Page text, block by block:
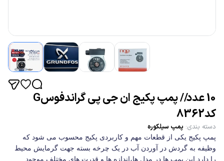
10 عدد// پمپ پکیج ان جی پی گراندفوسG
کد8362
دسته بندی: پمپ سیلکوره
پمپ پکیج یکی از قطعات مهم و کاربردی پکیج محسوب می شود که
وظیفه به گردش در آوردن آب در یک چرخه بسته جهت گرمایش محیط
را دارد.این پمپ ها در مدل ها،اندازه ها و قدرت های مختلف موجود